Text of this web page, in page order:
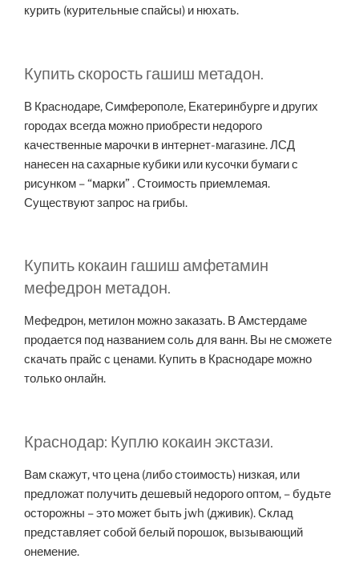
курить (курительные спайсы) и нюхать.
Купить скорость гашиш метадон.
В Краснодаре, Симферополе, Екатеринбурге и других
городах всегда можно приобрести недорого
качественные марочки в интернет-магазине. ЛСД
нанесен на сахарные кубики или кусочки бумаги с
рисунком – “марки” . Стоимость приемлемая.
Существуют запрос на грибы.
Купить кокаин гашиш амфетамин
мефедрон метадон.
Мефедрон, метилон можно заказать. В Амстердаме
продается под названием соль для ванн. Вы не сможете
скачать прайс с ценами. Купить в Краснодаре можно
только онлайн.
Краснодар: Куплю кокаин экстази.
Вам скажут, что цена (либо стоимость) низкая, или
предложат получить дешевый недорого оптом, – будьте
осторожны – это может быть jwh (дживик). Склад
представляет собой белый порошок, вызывающий
онемение.